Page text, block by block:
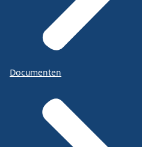
Documenten